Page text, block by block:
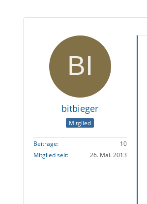
bitbieger
Mitglied
Beiträge
10
Mitglied seit
26. Mai. 2013